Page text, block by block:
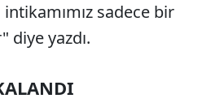
sadece bir
diye yazdı.